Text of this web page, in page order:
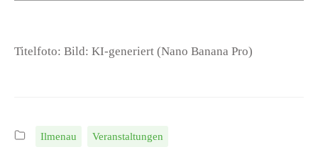
Titelfoto: Bild: KI-generiert (Nano Banana Pro)
Ilmenau Veranstaltungen